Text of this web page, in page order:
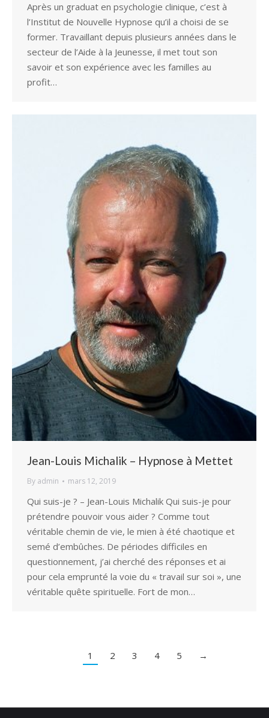
Après un graduat en psychologie clinique, c’est à
l’Institut de Nouvelle Hypnose qu’il a choisi de se
former. Travaillant depuis plusieurs années dans le
secteur de l’Aide à la Jeunesse, il met tout son
savoir et son expérience avec les familles au
profit…
Jean-Louis Michalik – Hypnose à Mettet
By admin mars 12, 2019
Qui suis-je ? – Jean-Louis Michalik Qui suis-je pour
prétendre pouvoir vous aider ? Comme tout
véritable chemin de vie, le mien à été chaotique et
semé d’embûches. De périodes difficiles en
questionnement, j’ai cherché des réponses et ai
pour cela emprunté la voie du « travail sur soi », une
véritable quête spirituelle. Fort de mon…
1 2 3 4 5 →